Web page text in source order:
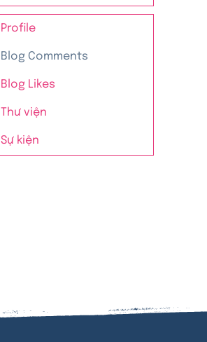
Profile
Blog Comments
Blog Likes
Thư viện
Sự kiện